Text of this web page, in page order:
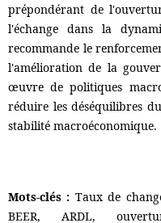
prépondérant de
l'échange dans la
recommande le
l'amélioration de la
œuvre de politiques
réduire les déséquilibres
stabilité macroéconomique.
Mots-clés : Taux de
BEER, ARDL,